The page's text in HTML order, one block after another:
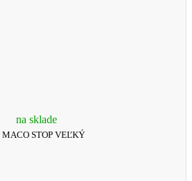
na sklade
MACO STOP VEĽKÝ